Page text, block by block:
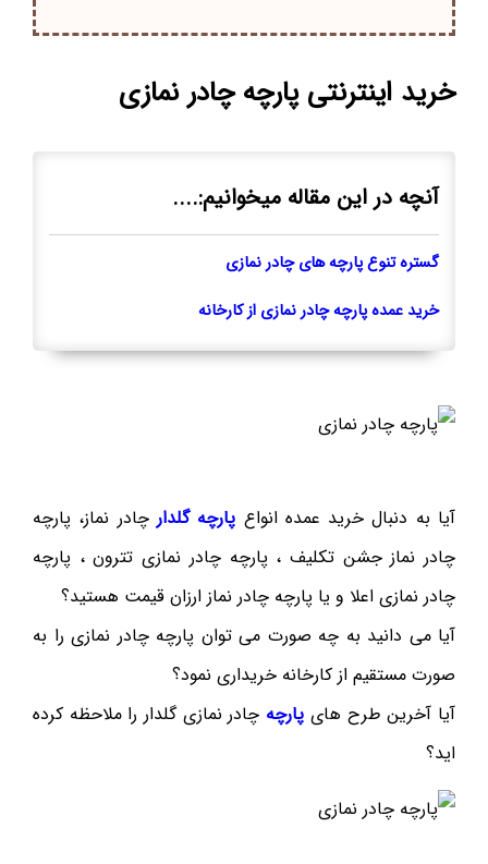
خرید اینترنتی پارچه چادر نمازی
آنچه در این مقاله میخوانیم:....
گستره تنوع پارچه های چادر نمازی
خرید عمده پارچه چادر نمازی از کارخانه
آیا به دنبال خرید عمده انواع پارچه گلدارچادر نماز، پارچه
چادر نماز جشن تکلیف ، پارچه چادر نمازی تترون ، پارچه
چادر نمازی اعلا و یا پارچه چادر نماز ارزان قیمت هستید؟
آیا می دانید به چه صورت می توان پارچه چادر نمازی را به
صورت مستقیم از کارخانه خریداری نمود؟
آیا آخرین طرح های پارچه چادر نمازی گلدار را ملاحظه کرده
اید؟